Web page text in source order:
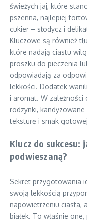
świeżych jaj, które
pszenna, najlepiej
cukier – słodycz i
Kluczowe są również
które nadają ciastu
proszku do pieczenia
odpowiadają za
lekkości. Dodatek
i aromat. W zależności
rodzynki,
teksturę i smak
Klucz do sukcesu:
podwieszaną?
Sekret przygotowania
swoją lekkością
napowietrzeniu ciasta,
białek. To właśnie